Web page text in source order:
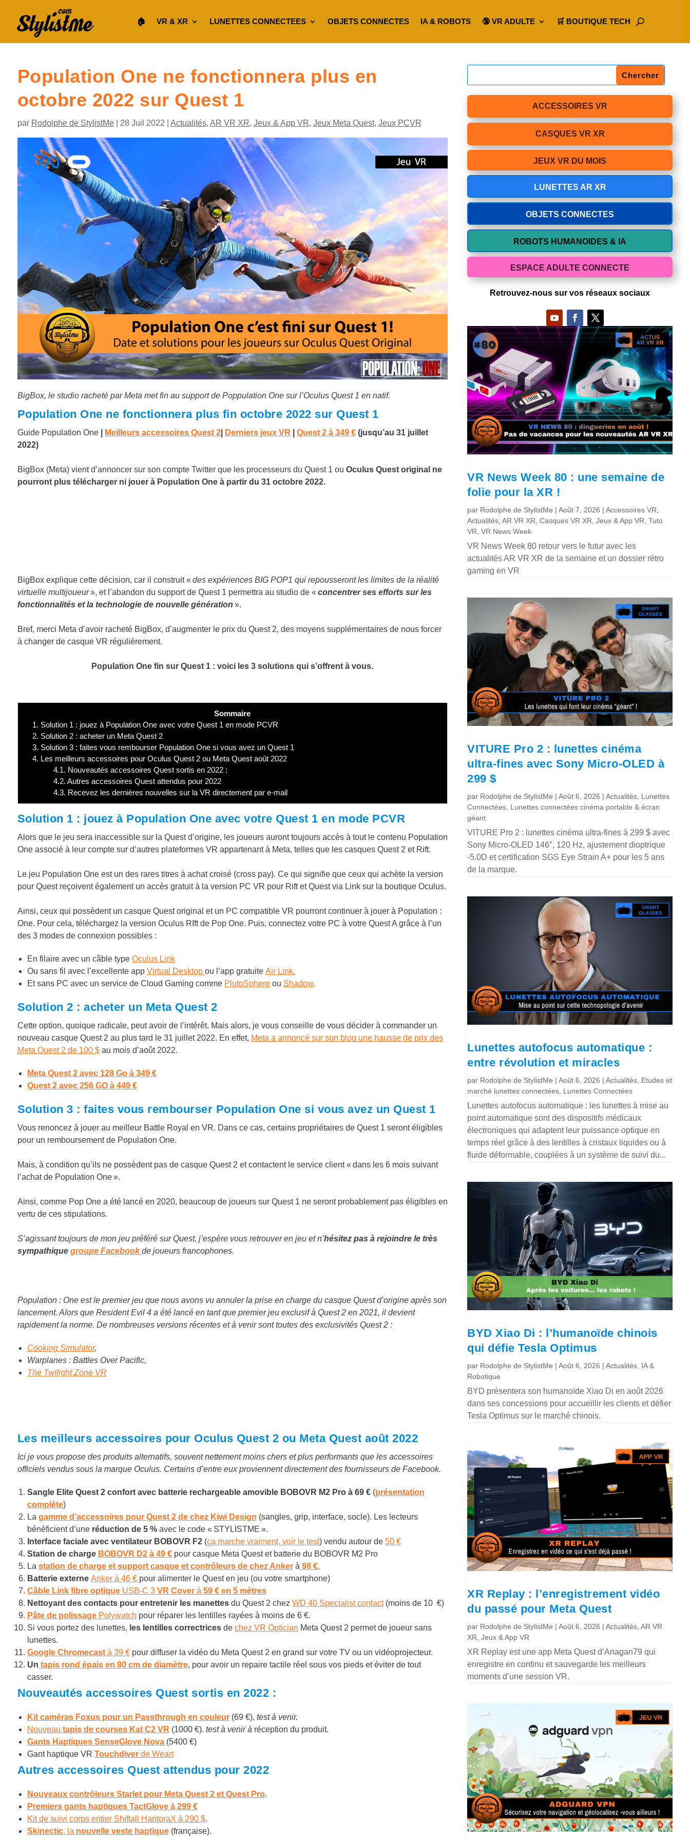
🏠︎ VR & XR LUNETTES CONNECTEES OBJETS CONNECTES IA & ROBOTS 🔞 VR ADULTE 🛒 BOUTIQUE TECH
Population One ne fonctionnera plus en
octobre 2022 sur Quest 1
par Rodolphe de StylistMe| 28 Juil 2022 Actualités, AR VR XR, Jeux & App VR, Jeux Meta Quest, Jeux PCVR
BigBox, le studio racheté par Meta met fin au support de Poppulation One sur l’Oculus Quest 1 en natif.
Population One ne fonctionnera plus fin octobre 2022 sur Quest 1
Guide Population One Meilleurs accessoires Quest 2| Derniers jeux VR Quest 2 à 349 € (jusqu’au 31 juillet
2022)
BigBox (Meta) vient d’annoncer sur son compte Twitter que les processeurs du Quest 1 ou Oculus Quest original ne
pourront plus télécharger ni jouer à Population One à partir du 31 octobre 2022.
BigBox explique cette décision, car il construit « des expériences BIG POP1 qui repousseront les limites de la réalité
virtuelle multijoueur», et l’abandon du support de Quest 1 permettra au studio de « concentrer ses efforts sur les
fonctionnalités et la technologie de nouvelle génération ».
Bref, merci Meta d’avoir racheté BigBox, d’augmenter le prix du Quest 2, des moyens supplémentaires de nous forcer
à changer de casque VR régulièrement.
Population One fin sur Quest 1 : voici les 3 solutions qui s’offrent à vous.
Sommaire
1. Solution 1 : jouez à Population One avec votre Quest 1 en mode PCVR
2. Solution 2 : acheter un Meta Quest 2
3. Solution 3 : faites vous rembourser Population One si vous avez un Quest 1
4. Les meilleurs accessoires pour Oculus Quest 2 ou Meta Quest août 2022
4.1. Nouveautés accessoires Quest sortis en 2022 :
4.2. Autres accessoires Quest attendus pour 2022
4.3. Recevez les dernières nouvelles sur la VR directement par e-mail
Solution 1 : jouez à Population One avec votre Quest 1 en mode PCVR
Alors que le jeu sera inaccessible sur la Quest d’origine, les joueurs auront toujours accès à tout le contenu Population
One associé à leur compte sur d’autres plateformes VR appartenant à Meta, telles que les casques Quest 2 et Rift.
Le jeu Population One est un des rares titres à achat croisé (cross pay). Ce qui signifie que ceux qui achète la version
pour Quest reçoivent également un accès gratuit à la version PC VR pour Rift et Quest via Link sur la boutique Oculus.
Ainsi, ceux qui possèdent un casque Quest original et un PC compatible VR pourront continuer à jouer à Population :
One. Pour cela, téléchargez la version Oculus RIft de Pop One. Puis, connectez votre PC à votre Quest A grâce à l’un
des 3 modes de connexion possibles :
En filaire avec un câble type Oculus Link
Ou sans fil avec l’excellente app Virtual Desktop ou l’app gratuite Air Link.
Et sans PC avec un service de Cloud Gaming comme PlutoSphereou Shadow.
Solution 2 : acheter un Meta Quest 2
Cette option, quoique radicale, peut avoir de l’intérêt. Mais alors, je vous conseille de vous décider à commander un
nouveau casque Quest 2 au plus tard le 31 juillet 2022. En effet, Meta a annoncé sur son blog une hausse de prix des
Meta Quest 2 de 100 $au mois d’août 2022.
Meta Quest 2 avec 128 Go à 349 €
Quest 2 avec 256 GO à 449 €
Solution 3 : faites vous rembourser Population One si vous avez un Quest 1
Vous renoncez à jouer au meilleur Battle Royal en VR. Dans ce cas, certains propriétaires de Quest 1 seront éligibles
pour un remboursement de Population One.
Mais, à condition qu’ils ne possèdent pas de casque Quest 2 et contactent le service client « dans les 6 mois suivant
l’achat de Population One ».
Ainsi, comme Pop One a été lancé en 2020, beaucoup de joueurs sur Quest 1 ne seront probablement pas éligibles en
vertu de ces stipulations.
S’agissant toujours de mon jeu préféré sur Quest, j’espère vous retrouver en jeu et n’hésitez pas à rejoindre le très
sympathique groupe Facebookde joueurs francophones.
Population : One est le premier jeu que nous avons vu annuler la prise en charge du casque Quest d’origine après son
lancement. Alors que Resident Evil 4 a été lancé en tant que premier jeu exclusif à Quest 2 en 2021, il devient
rapidement la norme. De nombreuses versions récentes et à venir sont toutes des exclusivités Quest 2 :
Cooking Simulator,
Warplanes : Battles Over Pacific,
The Twilight Zone VR
Les meilleurs accessoires pour Oculus Quest 2 ou Meta Quest août 2022
Ici je vous propose des produits alternatifs, souvent nettement moins chers et plus performants que les accessoires
officiels vendus sous la marque Oculus. Certains d’entre eux proviennent directement des fournisseurs de Facebook.
Sangle Elite Quest 2 confort avec batterie rechargeable amovible BOBOVR M2 Pro à 69 €(présentation
complète)
La gamme d’accessoires pour Quest 2 de chez Kiwi Design (sangles, grip, interface, socle). Les lecteurs
bénéficient d’une réduction de 5 %avec le code « STYLISTME ».
Interface faciale avec ventilateur BOBOVR F2(ça marche vraiment, voir le test) vendu autour de 50 €
Station de charge BOBOVR D2 à 49 €pour casque Meta Quest et batterie du BOBOVR M2 Pro
La station de charge et support casque et contrôleurs de chez Ankerà 98 €.
Batterie externe Anker à 46 € pour alimenter le Quest en jeu (ou votre smartphone)
Câble Link fibre optiqueUSB-C 3 VR Cover à 59 € en 5 mètres
Nettoyant des contacts pour entretenir les manettesdu Quest 2 chez WD 40 Specialist contact(moins de 10 €)
Pâte de polissagePolywatch pour réparer les lentilles rayées à moins de 6 €.
Si vous portez des lunettes, les lentilles correctricesde chez VR Optician Meta Quest 2 permet de joueur sans
lunettes.
Google Chromecastà 39 €pour diffuser la vidéo du Meta Quest 2 en grand sur votre TV ou un vidéoprojecteur.
Un tapis rond épais en 80 cm de diamètre, pour avoir un repaire tactile réel sous vos pieds et éviter de tout
casser.
Nouveautés accessoires Quest sortis en 2022 :
Kit caméras Foxus pour un Passthrough en couleur(69 €), test à venir.
Nouveau tapis de courses Kat C2 VR (1000 €). test à venir à réception du produit.
Gants Haptiques SenseGlove Nova (5400 €)
Gant haptique VR Touchdiverde Weart
Autres accessoires Quest attendus pour 2022
Nouveaux contrôleurs Starlet pour Meta Quest 2 et Quest Pro.
Premiers gants haptiques TactGlove à 299 €
Kit de suivi corps entier Shiftall HaritoraX à 290 $.
Skinectic, la nouvelle veste haptique(française).
ACCESSOIRES VR
CASQUES VR XR
JEUX VR DU MOIS
LUNETTES AR XR
OBJETS CONNECTES
ROBOTS HUMANOIDES & IA
ESPACE ADULTE CONNECTE
Retrouvez-nous sur vos réseaux sociaux
VR News Week 80 : une semaine de
folie pour la XR !
par Rodolphe de StylistMe |Août 7, 2026 |Accessoires VR
Actualités ,AR VR XR ,Casques VR XR ,Jeux & App VR ,Tuto
VR ,VR News Week
VR News Week 80 retour vers le futur avec les
actualités AR VR XR de la semaine et un dossier rétro
gaming en VR
VITURE Pro 2 : lunettes cinéma
ultra-fines avec Sony Micro-OLED à
299 $
par Rodolphe de StylistMe |Août 6, 2026 |Actualités Lunettes
Connectées Lunettes connectées cinéma portable & écran
géant
VITURE Pro 2 : lunettes cinéma ultra-fines à 299 $ avec
Sony Micro-OLED 146″, 120 Hz, ajustement dioptrique
-5.0D et certification SGS Eye Strain A+ pour les 5 ans
de la marque.
Lunettes autofocus automatique :
entre révolution et miracles
par Rodolphe de StylistMe |Août 6, 2026 |Actualités Etudes et
marché lunettes connectées Lunettes Connectées
Lunettes autofocus automatique : les lunettes à mise au
point automatique sont des dispositifs médicaux
électroniques qui adaptent leur puissance optique en
temps réel grâce à des lentilles à cristaux liquides ou à
fluide déformable, couplées à un système de suivi du...
BYD Xiao Di : l’humanoïde chinois
qui défie Tesla Optimus
par Rodolphe de StylistMe |Août 6, 2026 |Actualités IA &
Robotique
BYD présentera son humanoïde Xiao Di en août 2026
dans ses concessions pour accueillir les clients et défier
Tesla Optimus sur le marché chinois.
XR Replay : l’enregistrement vidéo
du passé pour Meta Quest
par Rodolphe de StylistMe |Août 6, 2026 |Actualités ,AR VR
XR ,Jeux & App VR
XR Replay est une app Meta Quest d’Anagan79 qui
enregistre en continu et sauvegarde les meilleurs
moments d’une session VR.